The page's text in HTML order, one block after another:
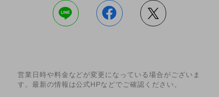
営業日時や料金などが変更になっている場合がございま
す。最新の情報は公式HPなどでご確認ください。